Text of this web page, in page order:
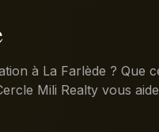
à La Farlède ? Que
Mili Realty vous